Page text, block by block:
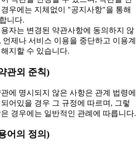
우에는 지체없이 "공지사항"을 통해
니다.
자는 변경된 약관사항에 동의하지 않
언제나 서비스 이용을 중단하고 이용계
지할 수 있습니다.
관외 준칙)
에 명시되지 않은 사항은 관계 법령에
어있을 경우 그 규정에 따르며, 그렇
경우에는 일반적인 관례에 따릅니다.
어의 정의)